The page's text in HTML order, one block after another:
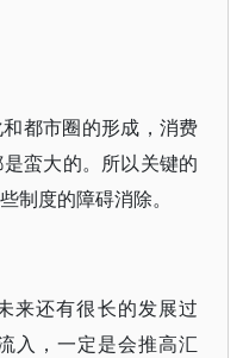
都市圈的形成，消费
蛮大的。所以关键的
制度的障碍消除。
来还有很长的发展过
入，一定是会推高汇